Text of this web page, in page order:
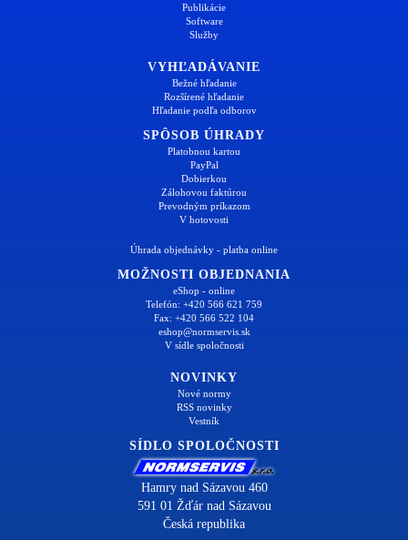
Publikácie
Software
Služby
VYHĽADÁVANIE
Bežné hľadanie
Rozšírené hľadanie
Hľadanie podľa odborov
SPÔSOB ÚHRADY
Platobnou kartou
PayPal
Dobierkou
Zálohovou faktúrou
Prevodným príkazom
V hotovosti
Úhrada objednávky - platba online
MOŽNOSTI OBJEDNANIA
eShop - online
Telefón: +420 566 621 759
Fax: +420 566 522 104
eshop@normservis.sk
V sídle spoločnosti
NOVINKY
Nové normy
RSS novinky
Vestník
SÍDLO SPOLOČNOSTI
Hamry nad Sázavou 460
591 01 Žďár nad Sázavou
Česká republika